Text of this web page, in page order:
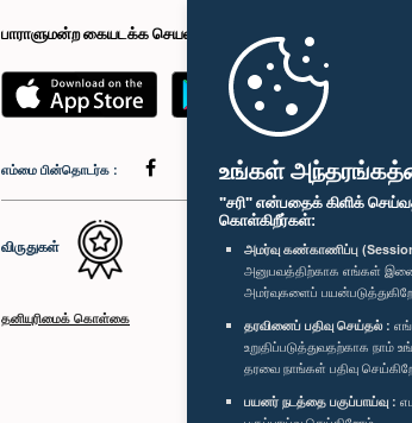
உங்கள்
"சரி" என்பதைக் கிளிக்
கொள்கிறீர்கள்:
அமர்வு கண்காணிப்பு
அனுபவத்திற்காக எங்கள்
அமர்வுகளைப்
தரவினைப் பதிவு செய்தல் :
உறுதிப்படுத்துவதற்காக நாம்
தரவை நாங்கள் பதிவு
பயனர் நடத்தை பகுப்பாய்வு :
பாராளுமன்ற கையடக்க செயலி
எம்மை பின்தொடர்க :
விருதுகள்
தனியுரிமைக் கொள்கை